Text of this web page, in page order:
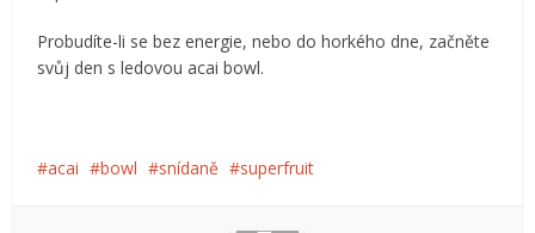
Probudíte-li se bez energie, nebo do horkého dne, začněte
svůj den s ledovou acai bowl.
acai bowl snídaně superfruit